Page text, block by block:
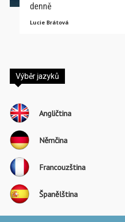
denně
Lucie Brátová
Výběr jazyků
Angličtina
Němčina
Francouzština
Španělština